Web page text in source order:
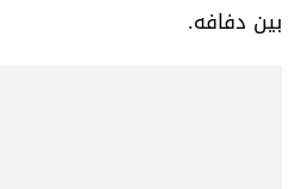
بين دفافه.